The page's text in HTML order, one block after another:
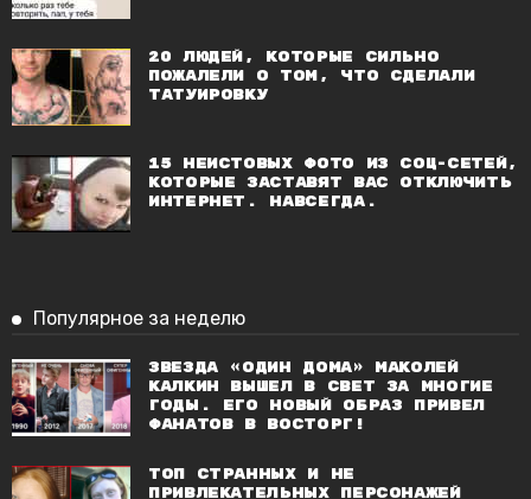
20 людей, которые сильно
пожалели о том, что сделали
татуировку
15 неистовых фото из соц-сетей,
которые заставят вас отключить
интернет. Навсегда.
Популярное за неделю
Звезда «Один дома» Маколей
Калкин вышел в свет за многие
годы. Его новый образ привел
фанатов в восторг!
Топ странных и не
привлекательных персонажей